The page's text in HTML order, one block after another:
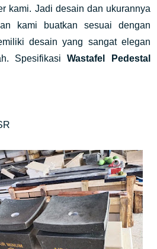
kami. Jadi desain dan ukurannya
kami buatkan sesuai dengan
desain yang sangat elegan
SpesifikasiWastafel Pedestal